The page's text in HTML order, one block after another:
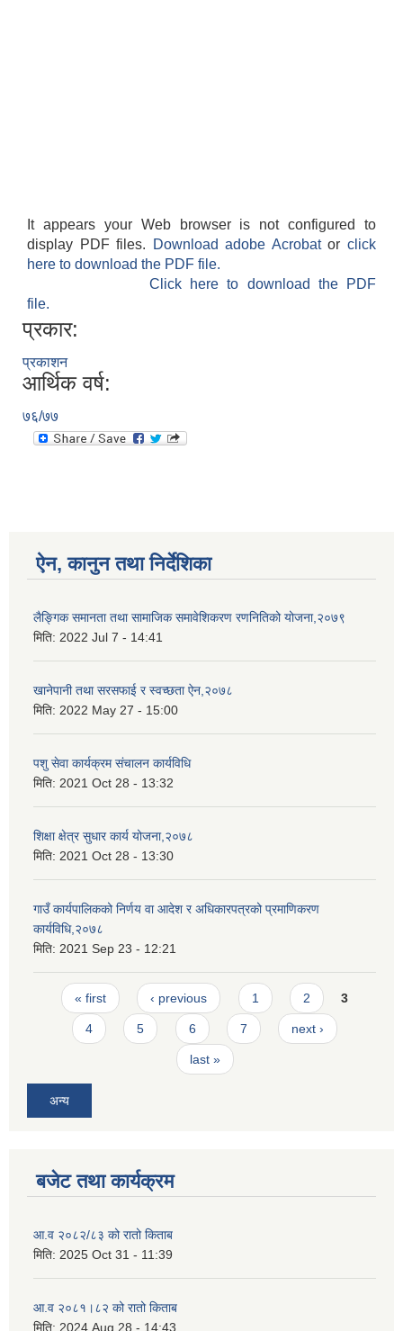
It appears your Web browser is not configured to
display PDF files.
Download adobe Acrobatorclick
here to download the PDF file.
Click here to download the PDF
file.
प्रकार:
प्रकाशन
आर्थिक वर्ष:
७६/७७
ऐन, कानुन तथा निर्देशिका
लैङ्गिक समानता तथा सामाजिक समावेशिकरण रणनितिको योजना,२०७९
मिति: 2022 Jul 7 - 14:41
खानेपानी तथा सरसफाई र स्वच्छता ऐन,२०७८
मिति: 2022 May 27 - 15:00
पशु सेवा कार्यक्रम संचालन कार्यविधि
मिति: 2021 Oct 28 - 13:32
शिक्षा क्षेत्र सुधार कार्य योजना,२०७८
मिति: 2021 Oct 28 - 13:30
गाउँ कार्यपालिकको निर्णय वा आदेश र अधिकारपत्रको प्रमाणिकरण
कार्यविधि,२०७८
मिति: 2021 Sep 23 - 12:21
Pages
« first ‹ previous 1 2 3
4 5 6 7 next ›
last »
अन्य
बजेट तथा कार्यक्रम
आ.व २०८२/८३ को रातो किताब
मिति: 2025 Oct 31 - 11:39
आ.व २०८१।८२ को रातो किताब
मिति: 2024 Aug 28 - 14:43